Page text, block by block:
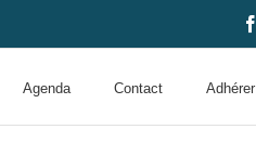
Agenda Contact Adhérer